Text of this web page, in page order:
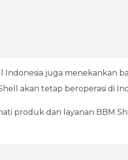
Indonesia juga menekankan
akan tetap beroperasi di
produk dan layanan BBM